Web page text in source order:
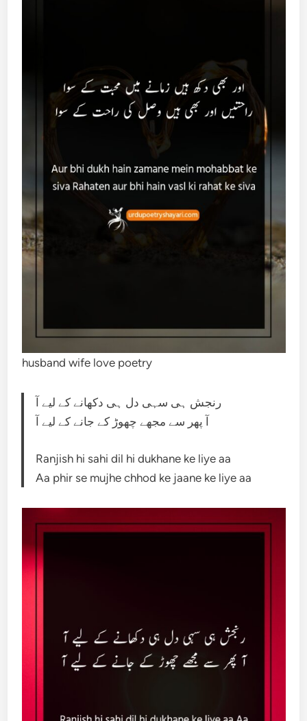
husband wife love poetry
رنجش ہی سہی دل ہی دکھانے کے لیے آ
آ پھر سے مجھے چھوڑ کے جانے کے لیے آ
Ranjish hi sahi dil hi dukhane ke liye aa
Aa phir se mujhe chhod ke jaane ke liye aa